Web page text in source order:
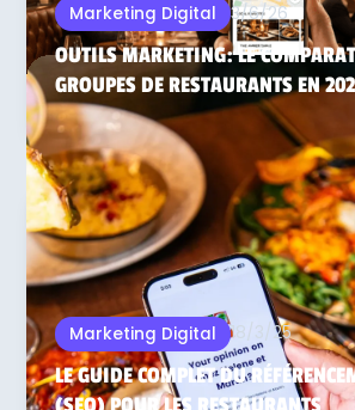
Marketing Digital 3/6/26
OUTILS MARKETING: LE
GROUPES DE RESTAURANTS EN
Marketing Digital 18/3/25
LE GUIDE COMPLET DU